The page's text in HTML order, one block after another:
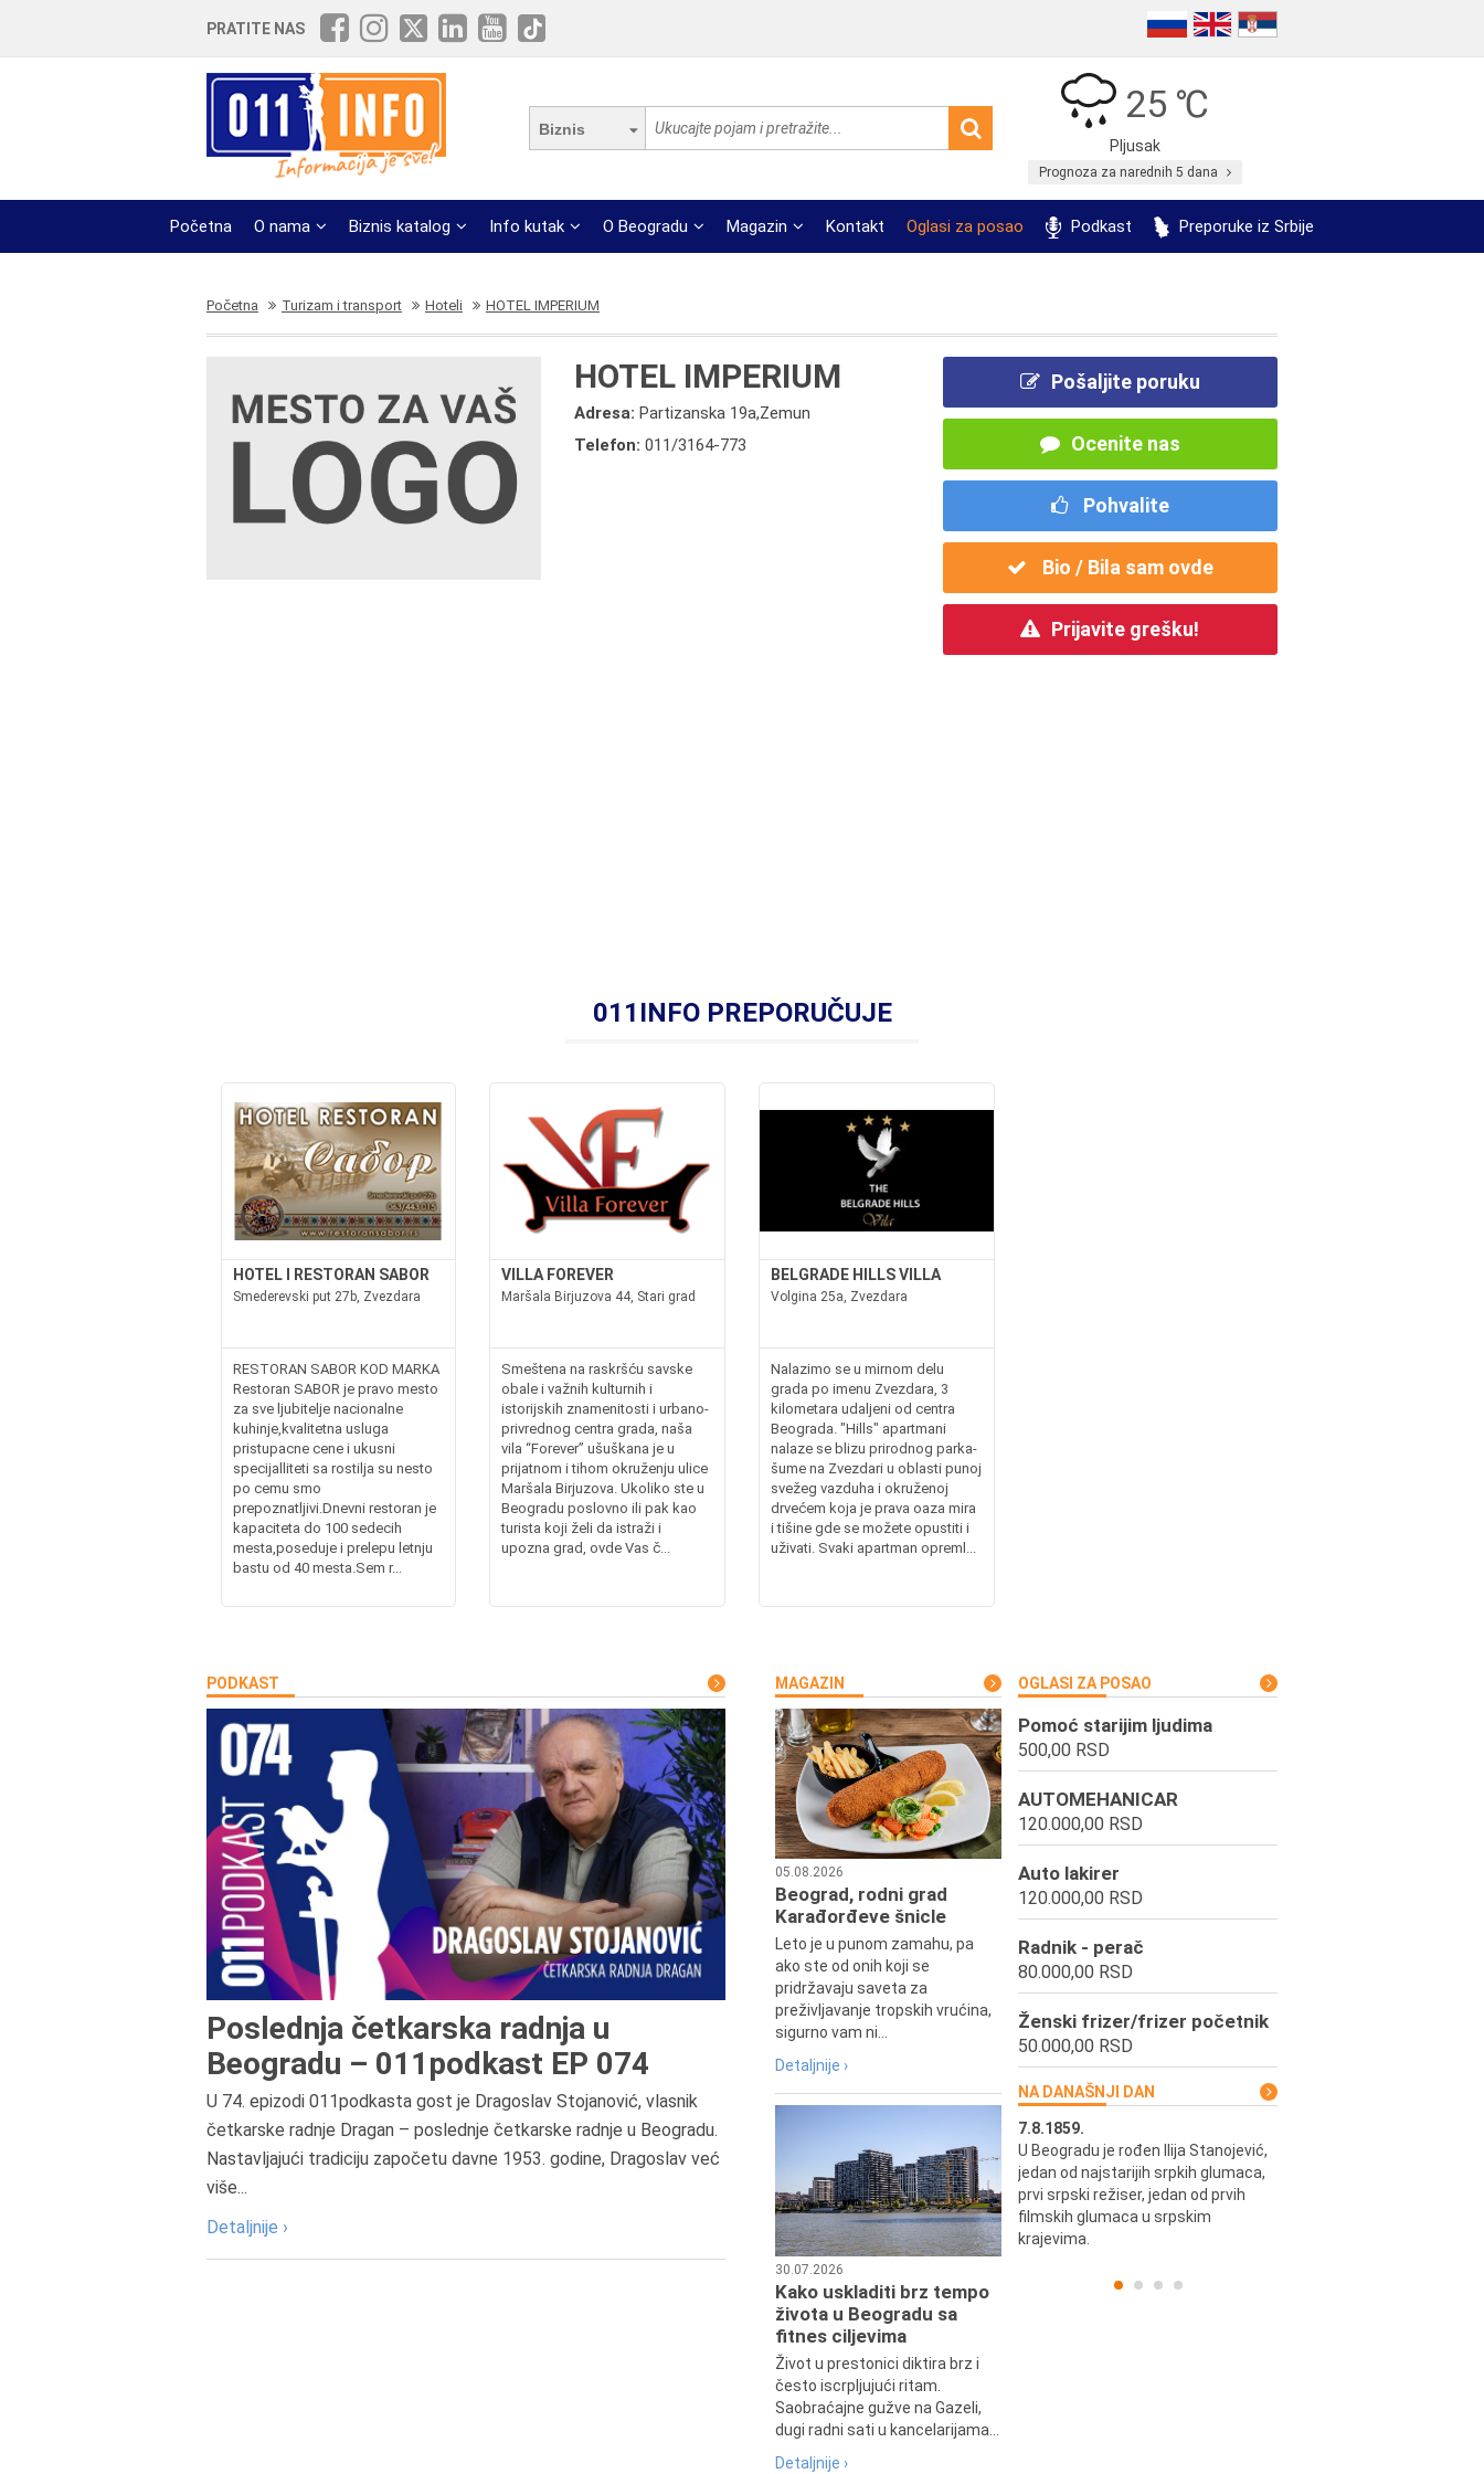
PRATITE NAS
Biznis
25 ℃
Pljusak
Prognoza za narednih 5 dana
Početna O nama Biznis katalog Info kutak O Beogradu Magazin Kontakt Oglasi za posao Podkast Preporuke iz Srbije
Početna Turizam i transport Hoteli HOTEL IMPERIUM
HOTEL IMPERIUM
Adresa:Partizanska 19a,Zemun
Telefon:011/3164-773
Pošaljite poruku
Ocenite nas
Pohvalite
Bio / Bila sam ovde
Prijavite grešku!
011INFO PREPORUČUJE
HOTEL I RESTORAN SABOR
Smederevski put 27b, Zvezdara
RESTORAN SABOR KOD MARKA
Restoran SABOR je pravo mesto
za sve ljubitelje nacionalne
kuhinje,kvalitetna usluga
pristupacne cene i ukusni
specijalliteti sa rostilja su nesto
po cemu smo
prepoznatljivi.Dnevni restoran je
kapaciteta do 100 sedecih
mesta,poseduje i prelepu letnju
bastu od 40 mesta.Sem r...
VILLA FOREVER
Maršala Birjuzova 44, Stari grad
Smeštena na raskršću savske
obale i važnih kulturnih i
istorijskih znamenitosti i urbano-
privrednog centra grada, naša
vila “Forever” ušuškana je u
prijatnom i tihom okruženju ulice
Maršala Birjuzova. Ukoliko ste u
Beogradu poslovno ili pak kao
turista koji želi da istraži i
upozna grad, ovde Vas č...
BELGRADE HILLS VILLA
Volgina 25a, Zvezdara
Nalazimo se u mirnom delu
grada po imenu Zvezdara, 3
kilometara udaljeni od centra
Beograda. "Hills" apartmani
nalaze se blizu prirodnog parka-
šume na Zvezdari u oblasti punoj
svežeg vazduha i okruženoj
drvećem koja je prava oaza mira
i tišine gde se možete opustiti i
uživati. Svaki apartman opreml...
PODKAST
Poslednja četkarska radnja u
Beogradu – 011podkast EP 074
U 74. epizodi 011podkasta gost je Dragoslav Stojanović, vlasnik
četkarske radnje Dragan – poslednje četkarske radnje u Beogradu.
Nastavljajući tradiciju započetu davne 1953. godine, Dragoslav već
više...
Detaljnije ›
MAGAZIN
05.08.2026
Beograd, rodni grad
Karađorđeve šnicle
Leto je u punom zamahu, pa
ako ste od onih koji se
pridržavaju saveta za
preživljavanje tropskih vrućina,
sigurno vam ni...
Detaljnije ›
30.07.2026
Kako uskladiti brz tempo
života u Beogradu sa
fitnes ciljevima
Život u prestonici diktira brz i
često iscrpljujući ritam.
Saobraćajne gužve na Gazeli,
dugi radni sati u kancelarijama...
Detaljnije ›
OGLASI ZA POSAO
Pomoć starijim ljudima
500,00 RSD
AUTOMEHANICAR
120.000,00 RSD
Auto lakirer
120.000,00 RSD
Radnik - perač
80.000,00 RSD
Ženski frizer/frizer početnik
50.000,00 RSD
NA DANAŠNJI DAN
Preminula je Đurđija Cvetić,
pozorišna, filmska i TV glumica.
7.8.1859.
U Beogradu je rođen Ilija Stanojević,
jedan od najstarijih srpkih glumaca,
prvi srpski režiser, jedan od prvih
filmskih glumaca u srpskim
krajevima.